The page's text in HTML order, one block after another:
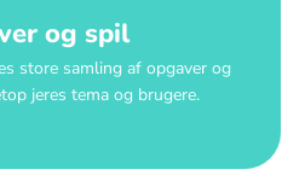
og spil
store samling af opgaver og
jeres tema og brugere.